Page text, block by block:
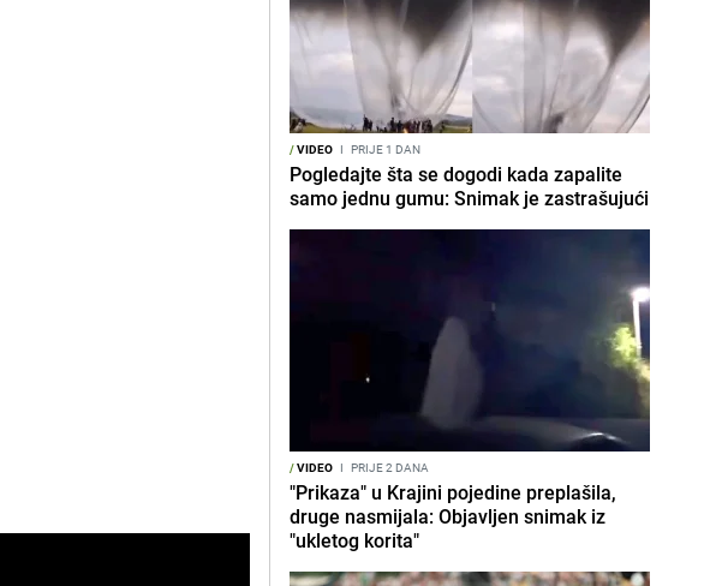
/VIDEO I PRIJE 1 DAN
Pogledajte šta se dogodi kada zapalite
samo jednu gumu: Snimak je zastrašujući
/VIDEO I PRIJE 2 DANA
"Prikaza" u Krajini pojedine preplašila,
druge nasmijala: Objavljen snimak iz
"ukletog korita"